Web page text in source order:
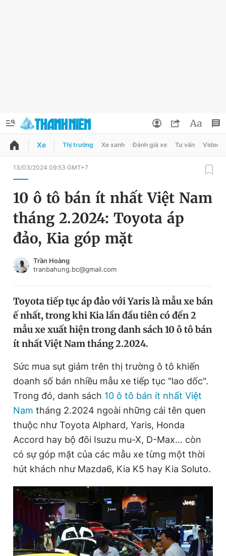
QUẢNG CÁO
Chuyên mục
Chuyên mục khác
Chào ngày mới
Video Magazine
Tiện ích Bạn cần biết
Thông tin tòa soạn Liên hệ quảng cáo
Đọc Thanh Niên trên điện thoại
Theo dõi báo trên
Đổi mật khẩu
Tin đã lưu
Tin đã xem
Xe Thị trường Xe xanh Đánh giá xe Tư vấn Video
13/03/2024 09:53 GMT+7
10 ô tô bán ít nhất Việt Nam
tháng 2.2024: Toyota áp
đảo, Kia góp mặt
Trần Hoàng
tranbahung.bc@gmail.com
Toyota tiếp tục áp đảo với Yaris là mẫu xe bán
ế nhất, trong khi Kia lần đầu tiên có đến 2
mẫu xe xuất hiện trong danh sách 10 ô tô bán
ít nhất Việt Nam tháng 2.2024.
Sức mua sụt giảm trên thị trường ô tô khiến
doanh số bán nhiều mẫu xe tiếp tục "lao dốc".
Trong đó, danh sách 10 ô tô bán ít nhất Việt
Nam tháng 2.2024 ngoài những cái tên quen
thuộc như Toyota Alphard, Yaris, Honda
Accord hay bộ đôi Isuzu mu-X, D-Max… còn
có sự góp mặt của các mẫu xe từng một thời
hút khách như Mazda6, Kia K5 hay Kia Soluto.